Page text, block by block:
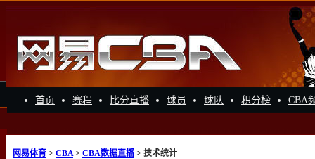
首页 赛程 比分直播 球员 球队 积分榜 CBA
网易体育 > CBA> CBA数据直播> 技术统计